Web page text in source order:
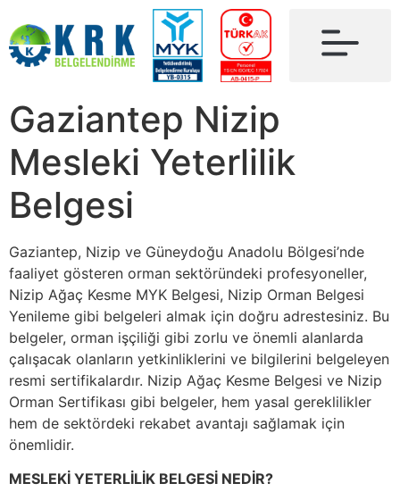
Gaziantep Nizip
Mesleki Yeterlilik
Belgesi
Gaziantep, Nizip ve Güneydoğu Anadolu Bölgesi’nde
faaliyet gösteren orman sektöründeki profesyoneller,
Nizip Ağaç Kesme MYK Belgesi, Nizip Orman Belgesi
Yenileme gibi belgeleri almak için doğru adrestesiniz. Bu
belgeler, orman işçiliği gibi zorlu ve önemli alanlarda
çalışacak olanların yetkinliklerini ve bilgilerini belgeleyen
resmi sertifikalardır. Nizip Ağaç Kesme Belgesi ve Nizip
Orman Sertifikası gibi belgeler, hem yasal gereklilikler
hem de sektördeki rekabet avantajı sağlamak için
önemlidir.
MESLEKİ YETERLİLİK BELGESİ NEDİR?